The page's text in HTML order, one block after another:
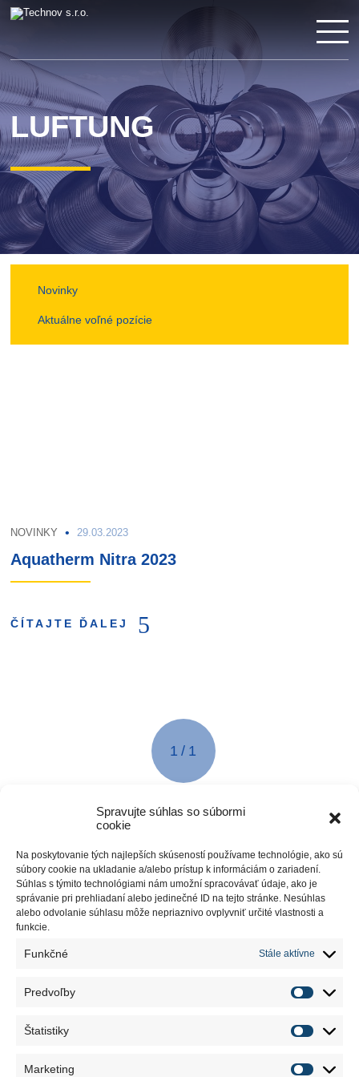
Spravujte súhlas so súbormi
cookie
Na poskytovanie tých najlepších skúseností používame technológie, ako sú
súbory cookie na ukladanie a/alebo prístup k informáciám o zariadení.
Súhlas s týmito technológiami nám umožní spracovávať údaje, ako je
správanie pri prehliadaní alebo jedinečné ID na tejto stránke. Nesúhlas
alebo odvolanie súhlasu môže nepriaznivo ovplyvniť určité vlastnosti a
funkcie.
Funkčné Stále aktívne
Predvoľby
Štatistiky
Marketing
LUFTUNG
Novinky
Aktuálne voľné pozície
NOVINKY 29.03.2023
Aquatherm Nitra 2023
ČÍTAJTE ĎALEJ
1 1
MÁTE OTÁZKY?
ZAVOLAJTE NÁM
+421 37 / 6930 103
REFERENCIE KONTAKTY